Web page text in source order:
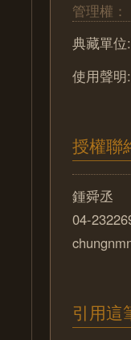
管理權：
典藏單
使用聲
授權聯
鍾舜丞
04-
引用